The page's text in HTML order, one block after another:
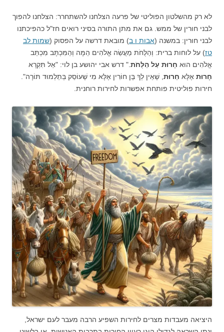
לא רק מהשלטון הפוליטי של פרעה הצלחנו להשתחרר: הצלחנו להפוך
לבני חורין של ממש. גם את מתן התורה בסיני רואים חז"ל כהפיכתנו
לבני חורין: במשנה (אבות ו ב) מובאת דרשה על הפסוק (שמות לב
טז) על לוחות ברית: וְהַלֻּחֹת מַעֲשֵׂה אֱלֹהִים הֵמָּה וְהַמִּכְתָּב מִכְתַּב
אֱלֹהִים הוּא חָרוּת עַל הַלֻּחֹת." דרש אבי יהושע בן לוי: "אַל תִּקְרָא
חָרוּת אֶלָּא חֵרוּת, שֶׁאֵין לְךָ בֶּן חוֹרִין אֶלָּא מִי שֶׁעוֹסֵק בְּתַלְמוּד תּוֹרָה".
חירות פוליטית פותחת אפשרות לחירות רוחנית.
היציאה מעבדות מצרים לחירות השפיע הרבה מעבר לעם ישראל,